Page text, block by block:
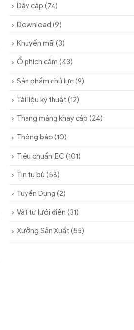
Dây cáp (74)
Download (9)
Khuyến mãi (3)
Ổ phích cắm (43)
Sản phẩm chủ lực(9)
Tài liệu kỹ thuật (12)
Thang máng khay cáp (24)
Thông báo (10)
Tiêu chuẩn IEC(101)
Tin tụ bù (58)
Tuyển Dụng (2)
Vật tư lưới điện (31)
Xưởng Sản Xuất (55)